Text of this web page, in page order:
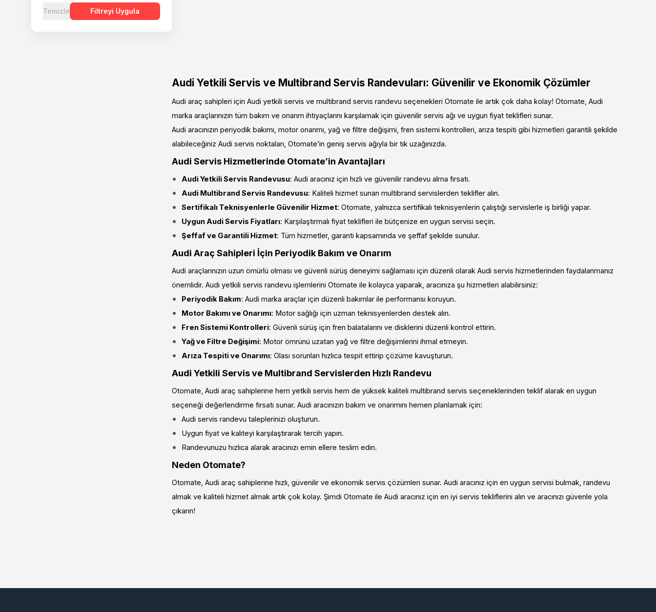
Temizle Filtreyi Uygula
Audi Yetkili Servis ve Multibrand Servis Randevuları: Güvenilir ve Ekonomik Çözümler
Audi araç sahipleri için Audi yetkili servis ve multibrand servis randevu seçenekleri Otomate ile artık çok daha kolay! Otomate, Audi
marka araçlarınızın tüm bakım ve onarım ihtiyaçlarını karşılamak için güvenilir servis ağı ve uygun fiyat teklifleri sunar.
Audi aracınızın periyodik bakımı, motor onarımı, yağ ve filtre değişimi, fren sistemi kontrolleri, arıza tespiti gibi hizmetleri garantili şekilde
alabileceğiniz Audi servis noktaları, Otomate’in geniş servis ağıyla bir tık uzağınızda.
Audi Servis Hizmetlerinde Otomate’in Avantajları
Audi Yetkili Servis Randevusu: Audi aracınız için hızlı ve güvenilir randevu alma fırsatı.
Audi Multibrand Servis Randevusu: Kaliteli hizmet sunan multibrand servislerden teklifler alın.
Sertifikalı Teknisyenlerle Güvenilir Hizmet: Otomate, yalnızca sertifikalı teknisyenlerin çalıştığı servislerle iş birliği yapar.
Uygun Audi Servis Fiyatları: Karşılaştırmalı fiyat teklifleri ile bütçenize en uygun servisi seçin.
Şeffaf ve Garantili Hizmet: Tüm hizmetler, garanti kapsamında ve şeffaf şekilde sunulur.
Audi Araç Sahipleri İçin Periyodik Bakım ve Onarım
Audi araçlarınızın uzun ömürlü olması ve güvenli sürüş deneyimi sağlaması için düzenli olarak Audi servis hizmetlerinden faydalanmanız
önemlidir. Audi yetkili servis randevu işlemlerini Otomate ile kolayca yaparak, aracınıza şu hizmetleri alabilirsiniz:
Periyodik Bakım: Audi marka araçlar için düzenli bakımlar ile performansı koruyun.
Motor Bakımı ve Onarımı: Motor sağlığı için uzman teknisyenlerden destek alın.
Fren Sistemi Kontrolleri: Güvenli sürüş için fren balatalarını ve disklerini düzenli kontrol ettirin.
Yağ ve Filtre Değişimi: Motor ömrünü uzatan yağ ve filtre değişimlerini ihmal etmeyin.
Arıza Tespiti ve Onarımı: Olası sorunları hızlıca tespit ettirip çözüme kavuşturun.
Audi Yetkili Servis ve Multibrand Servislerden Hızlı Randevu
Otomate, Audi araç sahiplerine hem yetkili servis hem de yüksek kaliteli multibrand servis seçeneklerinden teklif alarak en uygun
seçeneği değerlendirme fırsatı sunar. Audi aracınızın bakım ve onarımını hemen planlamak için:
Audi servis randevu taleplerinizi oluşturun.
Uygun fiyat ve kaliteyi karşılaştırarak tercih yapın.
Randevunuzu hızlıca alarak aracınızı emin ellere teslim edin.
Neden Otomate?
Otomate, Audi araç sahiplerine hızlı, güvenilir ve ekonomik servis çözümleri sunar. Audi aracınız için en uygun servisi bulmak, randevu
almak ve kaliteli hizmet almak artık çok kolay. Şimdi Otomate ile Audi aracınız için en iyi servis tekliflerini alın ve aracınızı güvenle yola
çıkarın!